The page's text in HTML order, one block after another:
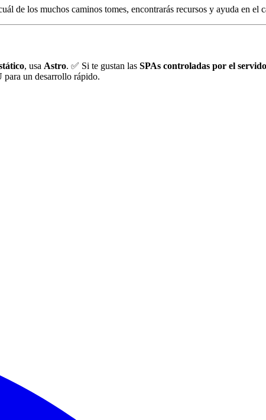
de los muchos caminos tomes, encontrarás recursos y ayuda en el
, usa Astro. ✅ Si te gustan las SPAs controladas por el
para un desarrollo rápido.